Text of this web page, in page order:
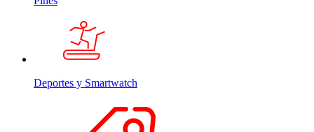
Deportes y Smartwatch